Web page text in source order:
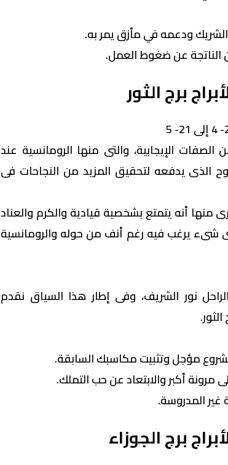
ودعمه في مأزق يمر به.
الناتجة عن ضغوط العمل.
برج الثور
الصفات الإيجابية، والتى منها الرومانسية عند
الذى يدفعه لتحقيق المزيد من النجاحات فى
منها أنه يتمتع بشخصية قيادية والكرم والعناد
شىء يرغب فيه رغم أنف من حوله والرومانسية
نور الشريف، وفى إطار هذا السياق نقدم
مؤجل وتثبيت مكاسبك السابقة.
أكبر والابتعاد عن حب التملك.
غير المدروسة.
برج الجوزاء